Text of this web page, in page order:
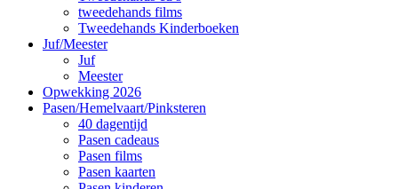
tweedehands films
Tweedehands Kinderboeken
Juf/Meester
Juf
Meester
Opwekking 2026
Pasen/Hemelvaart/Pinksteren
40 dagentijd
Pasen cadeaus
Pasen films
Pasen kaarten